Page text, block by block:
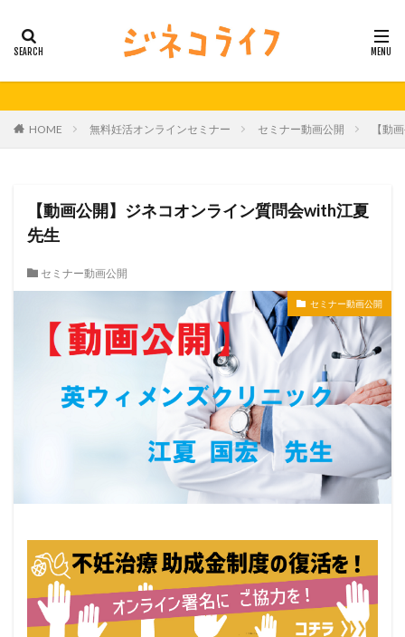
HOME 無料妊活オンラインセミナー セミナー動画公開 【動
【動画公開】ジネコオンライン質問会with江夏
先生
セミナー動画公開
セミナー動画公開
男性不妊